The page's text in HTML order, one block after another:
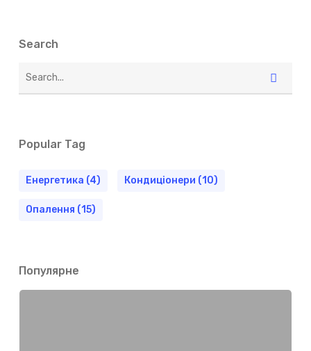
Search
Popular Tag
Енергетика (4) Кондиціонери (10)
Опалення (15)
Популярне